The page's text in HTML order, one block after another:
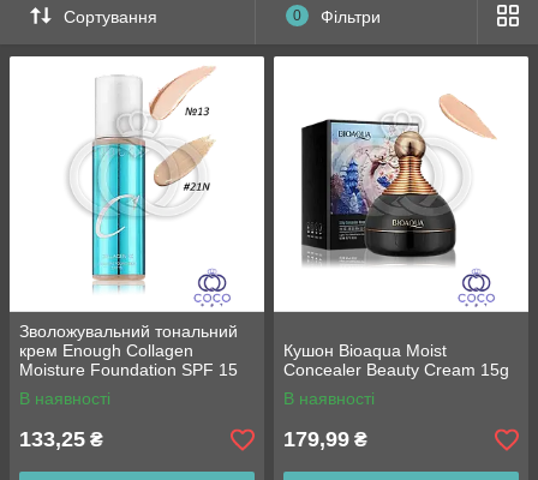
Сортування 0 Фільтри
Зволожувальний тональний
крем Enough Collagen
Moisture Foundation SPF 15
(2 відтінки) 100ml
В наявності
133,25 ₴
Кушон Bioaqua Moist
Concealer Beauty Cream 15g
В наявності
179,99 ₴